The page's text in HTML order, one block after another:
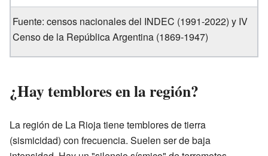
Fuente: censos nacionales del INDEC (1991-2022) y IV
Censo de la República Argentina (1869-1947)
¿Hay temblores en la región?
La región de La Rioja tiene temblores de tierra
(sismicidad) con frecuencia. Suelen ser de baja